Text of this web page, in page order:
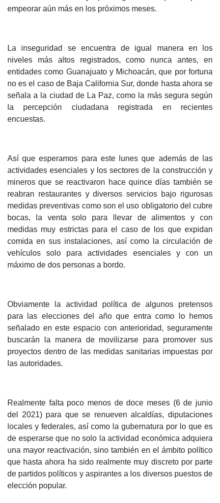
empeorar aún más en los próximos meses.
La inseguridad se encuentra de igual manera en los
niveles más altos registrados, como nunca antes, en
entidades como Guanajuato y Michoacán, que por fortuna
no es el caso de Baja California Sur, donde hasta ahora se
señala a la ciudad de La Paz, como la más segura según
la percepción ciudadana registrada en recientes
encuestas.
Así que esperamos para este lunes que además de las
actividades esenciales y los sectores de la construcción y
mineros que se reactivaron hace quince días también se
reabran restaurantes y diversos servicios bajo rigurosas
medidas preventivas como son el uso obligatorio del cubre
bocas, la venta solo para llevar de alimentos y con
medidas muy estrictas para el caso de los que expidan
comida en sus instalaciones, así como la circulación de
vehículos solo para actividades esenciales y con un
máximo de dos personas a bordo.
Obviamente la actividad política de algunos pretensos
para las elecciones del año que entra como lo hemos
señalado en este espacio con anterioridad, seguramente
buscarán la manera de movilizarse para promover sus
proyectos dentro de las medidas sanitarias impuestas por
las autoridades.
Realmente falta poco menos de doce meses (6 de junio
del 2021) para que se renueven alcaldías, diputaciones
locales y federales, así como la gubernatura por lo que es
de esperarse que no solo la actividad económica adquiera
una mayor reactivación, sino también en el ámbito político
que hasta ahora ha sido realmente muy discreto por parte
de partidos políticos y aspirantes a los diversos puestos de
elección popular.